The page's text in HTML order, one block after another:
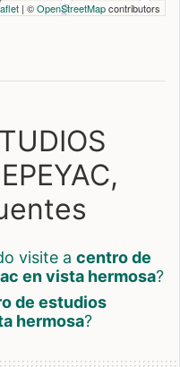
| ©OpenStreetMapcontributors
visite a centro de
en vista hermosa?
de estudios
hermosa?